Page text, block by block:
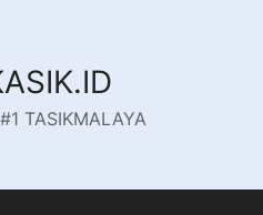
TASIKMALAYA